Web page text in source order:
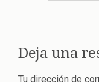
Deja una
Tu dirección de